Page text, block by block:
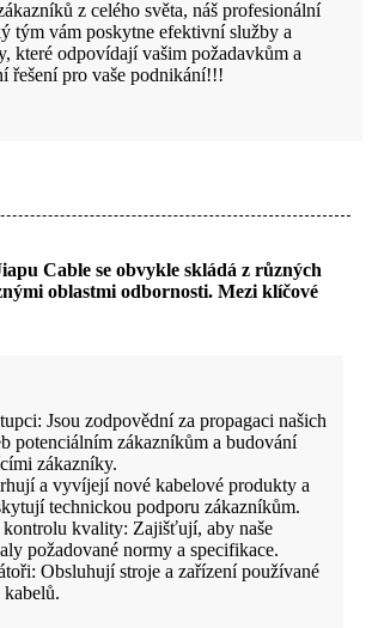
z celého světa, náš profesionální
tým vám poskytne efektivní služby a
které odpovídají vašim požadavkům a
řešení pro vaše podnikání!!!
Cable se obvykle skládá z různých
oblastmi odbornosti. Mezi klíčové
Jsou zodpovědní za propagaci našich
potenciálním zákazníkům a budování
zákazníky.
a vyvíjejí nové kabelové produkty a
technickou podporu zákazníkům.
kontrolu kvality: Zajišťují, aby naše
požadované normy a specifikace.
Obsluhují stroje a zařízení používané